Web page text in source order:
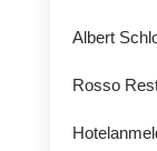
Albert
Rosso